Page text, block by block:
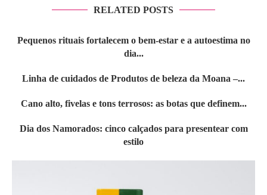
RELATED POSTS
Pequenos rituais fortalecem o bem-estar e a autoestima no
dia...
Linha de cuidados de Produtos de beleza da Moana –...
Cano alto, fivelas e tons terrosos: as botas que definem...
Dia dos Namorados: cinco calçados para presentear com
estilo